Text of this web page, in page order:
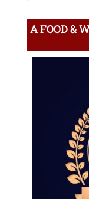
A FOOD &